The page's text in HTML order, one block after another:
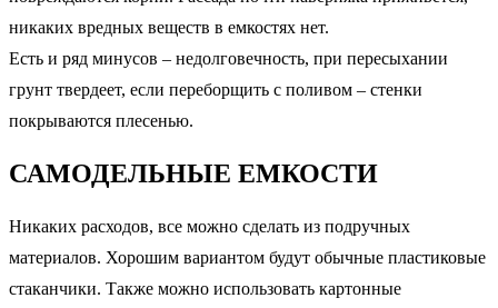
никаких вредных веществ в емкостях нет.
Есть и ряд минусов – недолговечность, при пересыхании
грунт твердеет, если переборщить с поливом – стенки
покрываются плесенью.
САМОДЕЛЬНЫЕ ЕМКОСТИ
Никаких расходов, все можно сделать из подручных
материалов. Хорошим вариантом будут обычные пластиковые
стаканчики. Также можно использовать картонные